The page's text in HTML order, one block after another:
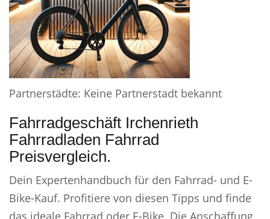
Partnerstädte: Keine Partnerstadt bekannt
Fahrradgeschäft Irchenrieth
Fahrradladen Fahrrad
Preisvergleich.
Dein Expertenhandbuch für den Fahrrad- und E-
Bike-Kauf. Profitiere von diesen Tipps und finde
das ideale Fahrrad oder E-Bike. Die Anschaffung